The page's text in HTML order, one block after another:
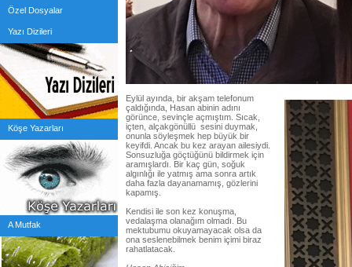
Özel Dosyalar
Yazı Dizileri
Köşe Yazarları
A Mutfak
Eylül ayında, bir akşam telefonum
çaldığında, Hasan abinin adını
görünce, sevinçle açmıştım. Sıcak,
içten, alçakgönüllü sesini duymak,
onunla söyleşmek hep büyük bir
keyifdi. Ancak bu kez arayan ailesiydi.
Sonsuzluğa göçtüğünü bildirmek için
aramışlardı. Bir kaç gün, soğuk
algınlığı ile yatmış ama sonra artık
daha fazla dayanamamış, gözlerini
kapamış.
Kendisi ile son kez konuşma,
vedalaşma olanağım olmadı. Bu
mektubumu okuyamayacak olsa da
ona seslenebilmek benim içimi biraz
rahatlatacak.